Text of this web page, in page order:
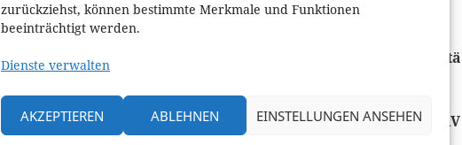
zurückziehst, können bestimmte Merkmale und Funktionen
beeinträchtigt werden.
Dienste verwalten
AKZEPTIEREN ABLEHNEN EINSTELLUNGEN ANSEHEN
ÄHNLICHE BEITRÄGE
en
26. Februar 2017
In "Praxis"
"Herzschlagvariabilitä
Standardwerk zur HRV